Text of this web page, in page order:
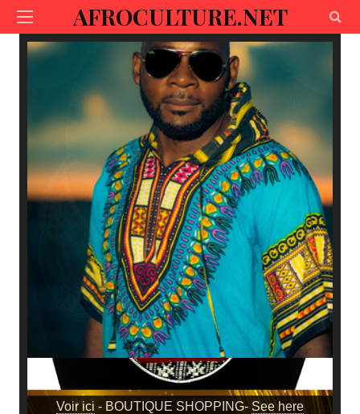
AFROCULTURE.NET
Voir ici - BOUTIQUE SHOPPING- See here